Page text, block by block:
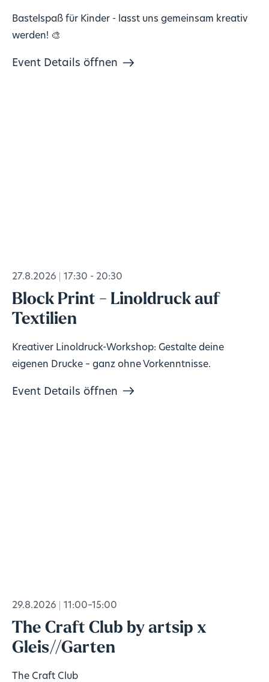
Bastelspaß für Kinder - lasst uns gemeinsam kreativ
werden! 🎨
Event Details öffnen
27.8.2026 17:30 - 20:30
Block Print - Linoldruck auf
Textilien
Kreativer Linoldruck-Workshop: Gestalte deine
eigenen Drucke – ganz ohne Vorkenntnisse.
Event Details öffnen
29.8.2026 11:00–15:00
The Craft Club by artsip x
Gleis//Garten
The Craft Club